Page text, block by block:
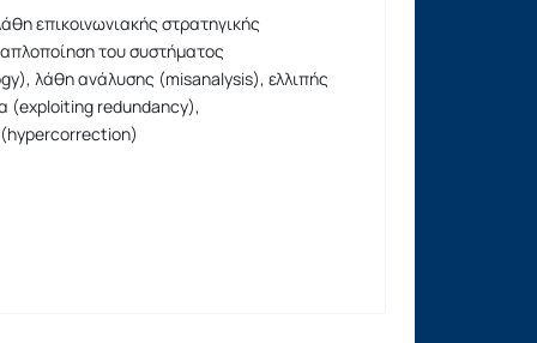
επικοινωνιακής στρατηγικής
του συστήματος
λάθη ανάλυσης (misanalysis), ελλιπής
(exploiting redundancy),